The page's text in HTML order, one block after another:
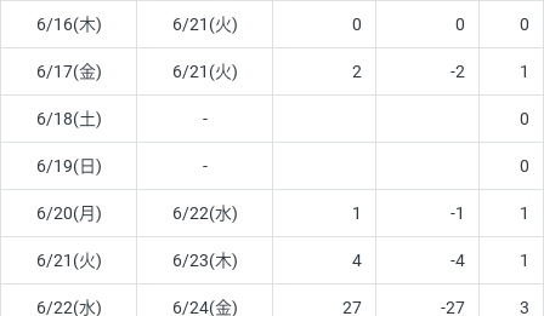
6/16(木) 6/21(火) 0 0 0
6/17(金) 6/21(火) 2 -2 1
6/18(土) - 0
6/19(日) - 0
6/20(月) 6/22(水) 1 -1 1
6/21(火) 6/23(木) 4 -4 1
6/22(水) 6/24(金) 27 -27 3